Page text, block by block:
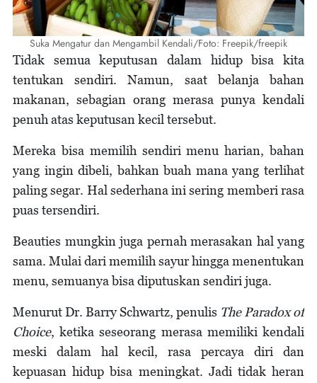
Suka Mengatur dan Mengambil Kendali/Foto: Freepik/freepik
Tidak semua keputusan dalam hidup bisa kita
tentukan sendiri. Namun, saat belanja bahan
makanan, sebagian orang merasa punya kendali
penuh atas keputusan kecil tersebut.
Mereka bisa memilih sendiri menu harian, bahan
yang ingin dibeli, bahkan buah mana yang terlihat
paling segar. Hal sederhana ini sering memberi rasa
puas tersendiri.
Beauties mungkin juga pernah merasakan hal yang
sama. Mulai dari memilih sayur hingga menentukan
menu, semuanya bisa diputuskan sendiri juga.
Menurut Dr. Barry Schwartz, penulis The Paradox of
Choice, ketika seseorang merasa memiliki kendali
meski dalam hal kecil, rasa percaya diri dan
kepuasan hidup bisa meningkat. Jadi tidak heran